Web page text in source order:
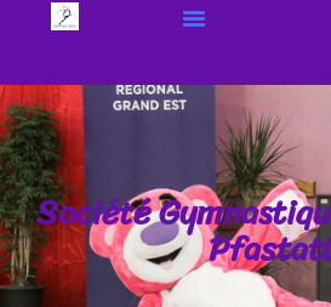
Société